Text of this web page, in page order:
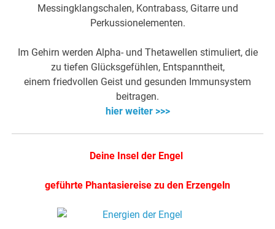
Messingklangschalen, Kontrabass, Gitarre und
Perkussionelementen.
Im Gehirn werden Alpha- und Thetawellen stimuliert, die
zu tiefen Glücksgefühlen, Entspanntheit,
einem friedvollen Geist und gesunden Immunsystem
beitragen.
hier weiter >>>
Deine Insel der Engel
geführte Phantasiereise zu den Erzengeln